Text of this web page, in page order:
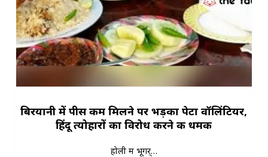
बिरयानी में पीस कम मिलने पर भड़का पेटा वॉलिंटियर,
हिंदू त्योहारों का विरोध करने की धमकी
होली में भूगर्…